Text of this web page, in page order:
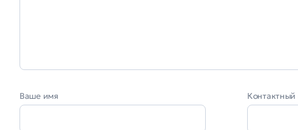
Ваше имя Контактный